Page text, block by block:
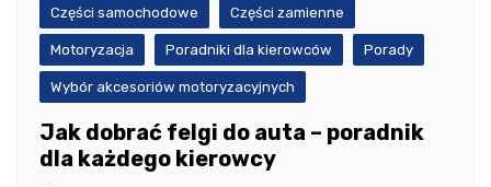
Części samochodowe Części zamienne
Motoryzacja Poradniki dla kierowców Porady
Wybór akcesoriów motoryzacyjnych
Jak dobrać felgi do auta – poradnik
dla każdego kierowcy